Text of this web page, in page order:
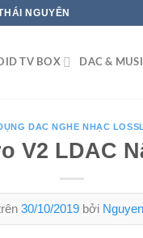
NGUYÊN
TV BOX DAC &
DAC NGHE NHẠC
V2 LDAC
30/10/2019 bởi